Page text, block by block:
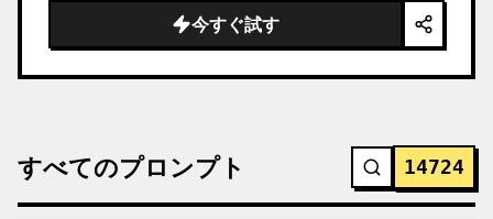
今すぐ試す
すべてのプロンプト 14724